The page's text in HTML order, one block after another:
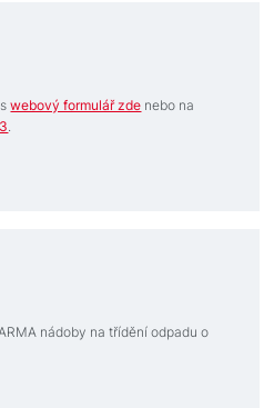
webový formulář zde nebo na
.
nádoby na třídění odpadu o